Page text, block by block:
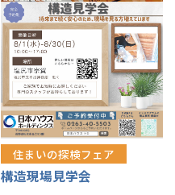
住まいの探検フェア
構造現場見学会